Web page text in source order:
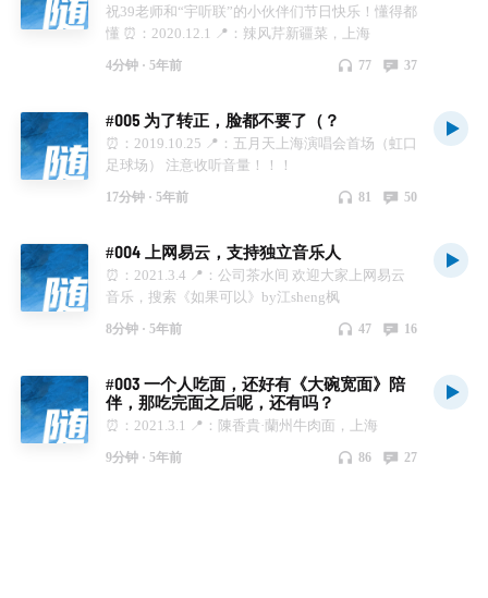
带劲的职业故事／日谈公园／声东击西／厚大法考
2019年刑法系统强化罗翔／津津乐道／三五环／
咸鱼罐头／城市罐头／艺术叨叨／音乐剧怎么听？
每晚一首入心好歌／温柔人类 GentleHuman／来都
WhatDoUThink／路人抓马／Steve说／反潮流俱乐
部／世界莫名其妙物语／散场通道|AfterCine／关
门开窗／贝望录／从球说起｜女球迷的人间观察／
没理想编辑部／不合 时宜／梁文道·八分／一天世
界／得意忘形／故事FM／伐要去管它|Storm带你
Hanging Fruits／沈奕斐的播客／泡腾VC／隔壁电
台／撕票俱乐部／阿米小酒馆／Blow Your
Mind（BYM S02）／别任性／金芝忙忙／不可理
Hindsights／TOKYO STATIONS 放送東京／东亚观
场／Vibration 歪波音室／海马星球／蓝瓶电台／
说书呐！39／十有八九／六叠半不明事件／Deep
Dark Fantasy／凑近点看／剧谈社｜翻译艺术品／
后视镜／梦呓／影漫台灯 Filmanime Lamp／有朝
一日／旁若无人 NobodyNearby／小宇宙编辑部／
祝39老师和“宇听联”的小伙伴们节日快乐！懂得都
懂 ⏰：2020.12.1 📍：辣风芹新疆菜，上海
4分钟 · 5年前 77 37
#005 为了转正，脸都不要了（？
⏰：2019.10.25 📍：五月天上海演唱会首场（虹口
足球场） 注意收听音量！！！
17分钟 · 5年前 81 50
#004 上网易云，支持独立音乐人
⏰：2021.3.4 📍：公司茶水间 欢迎大家上网易云
音乐，搜索《如果可以》by江sheng枫
8分钟 · 5年前 47 16
#003 一个人吃面，还好有《大碗宽面》陪
伴，那吃完面之后呢，还有吗？
⏰：2021.3.1 📍：陳香貴·蘭州牛肉面，上海
9分钟 · 5年前 86 27